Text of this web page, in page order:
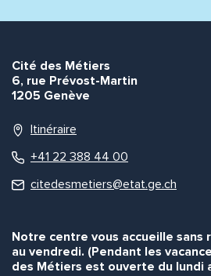
Cité des Métiers
6, rue Prévost-Martin
1205 Genève
Itinéraire
+41 22 388 44 00
citedesmetiers@etat.ge.ch
Notre centre vous accueille sans
au vendredi. (Pendant les
des Métiers est ouverte du lundi